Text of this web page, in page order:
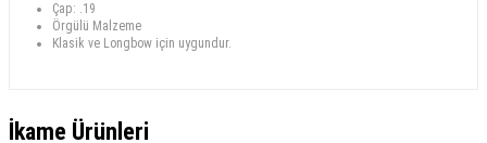
​Çap: .19
Örgülü Malzeme
Klasik ve Longbow için uygundur.
İkame Ürünleri